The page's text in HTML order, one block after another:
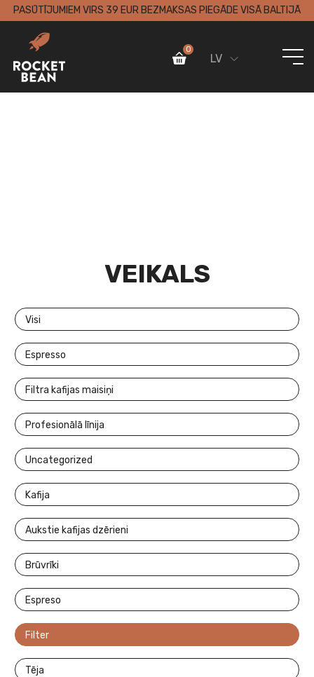
PASŪTĪJUMIEM VIRS 39 EUR BEZMAKSAS PIEGĀDE VISĀ BALTIJĀ
0
LV
VEIKALS
Visi
Espresso
Filtra kafijas maisiņi
Profesionālā līnija
Uncategorized
Kafija
Aukstie kafijas dzērieni
Brūvrīki
Espreso
Filter
Tēja